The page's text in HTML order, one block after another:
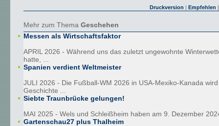
Druckversion | Empfehlen
Mehr zum Thema Geschehen
Messen als Wirtschaftsfaktor
APRIL 2026 - Während uns das zuletzt ungewohnte
hatte, ...
Spanien verdient Weltmeister
JULI 2026 - Die Fußball-WM 2026 in USA-Mexiko-Kanada
Geschichte ...
Siebte Traunbrücke gelungen!
MAI 2025 - Wels und Schleißheim haben am 9. Dezember
Gartenschau27 plus Thalheim